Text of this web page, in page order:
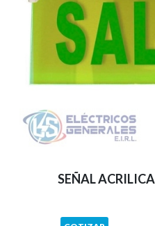
SEÑAL